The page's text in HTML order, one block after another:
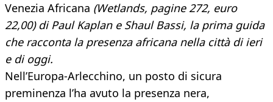
Venezia Africana (Wetlands, pagine 272, euro
22,00) di Paul Kaplan e Shaul Bassi, la prima guida
che racconta la presenza africana nella città di ieri
e di oggi.
Nell’Europa-Arlecchino, un posto di sicura
preminenza l’ha avuto la presenza nera,